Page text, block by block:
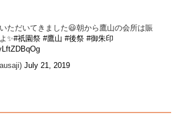
ただいてきました😃朝から鷹山の会所は賑
✨#祇園祭 #鷹山 #後祭 #御朱印
July 21, 2019